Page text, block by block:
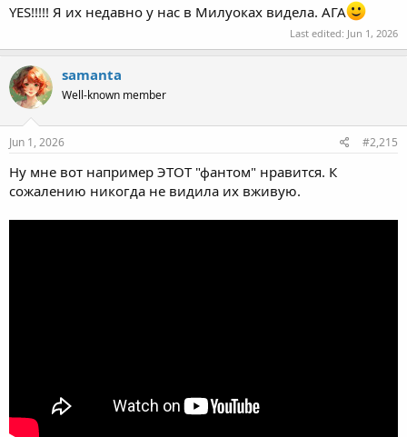
YES!!!!! Я их недавно у нас в Милуоках видела. АГА
Last edited: Jun 1, 2026
samanta
Well-known member
Jun 1, 2026 #2,215
Ну мне вот например ЭТОТ "фантом" нравится. К
сожалению никогда не видила их вживую.